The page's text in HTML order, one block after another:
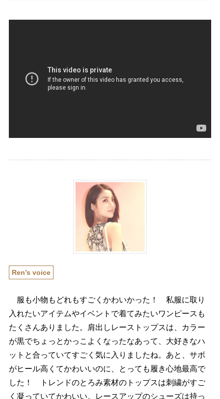
Ren’s voice
服も小物もどれもすごくかわいかった！ 私服に取り
入れたいアイテムやイベントで着てみたいワンピースも
たくさんありました。肩出しレーストップスは、カラー
が黒でちょっとかっこよくなったなあって、大好きなハ
ットと合っていてすごく気に入りましたね。あと、サボ
がヒール高くてかわいいのに、とっても履き心地最高で
した！ トレンドのとろみ素材のトップスは刺繍がすご
く凝っていてかわいい。レースアップのシューズは持っ